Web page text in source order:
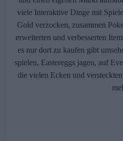
viele Interaktive Dinge mit
Gold verzocken, zusammen
erweiterten und verbesserten
es nur dort zu kaufen gibt
spielen, Eastereggs jagen, auf
die vielen Ecken und